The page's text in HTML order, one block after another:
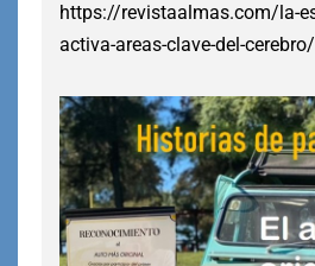
https://revistaalmas.com/la-
activa-areas-clave-del-cerebro/